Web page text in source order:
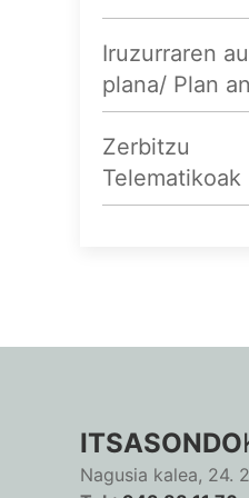
Iruzurraren
plana/ Plan
Zerbitzu
Telematikoak
ITSASONDO
Nagusia kalea, 24.